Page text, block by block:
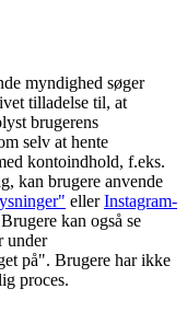
myndighed søger
tilladelse til, at
brugerens
selv at hente
kontoindhold, f.eks.
kan brugere anvende
ellerInstagram-
kan også se
under
på". Brugere har ikke
proces.